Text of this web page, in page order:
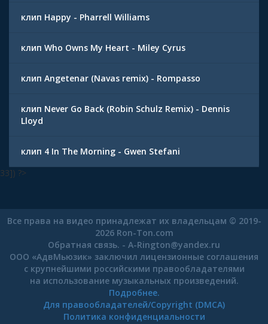
клип Happy - Pharrell Williams
клип Who Owns My Heart - Miley Cyrus
клип Angetenar (Navas remix) - Rompasso
клип Never Go Back (Robin Schulz Remix) - Dennis
Lloyd
клип 4 In The Morning - Gwen Stefani
33]) ?>
Все права на видео принадлежат их владельцам © 2019-
2026 Ron-Ton.com
Обратная связь. - A-Rington@yandex.ru
ООО «АдвМьюзик» заключил лицензионные соглашения
с крупнейшими российскими правообладателями
на использование музыкальных произведений.
Подробнее.
Для правообладателей/Copyright (DMCA)
Политика конфиденциальности